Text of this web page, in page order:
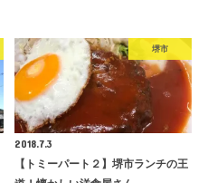
堺市
2018.7.3
【トミーパート２】堺市ランチの王